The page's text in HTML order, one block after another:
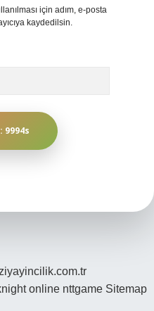
için adım, e-posta
kaydedilsin.
online nttgame Sitemap